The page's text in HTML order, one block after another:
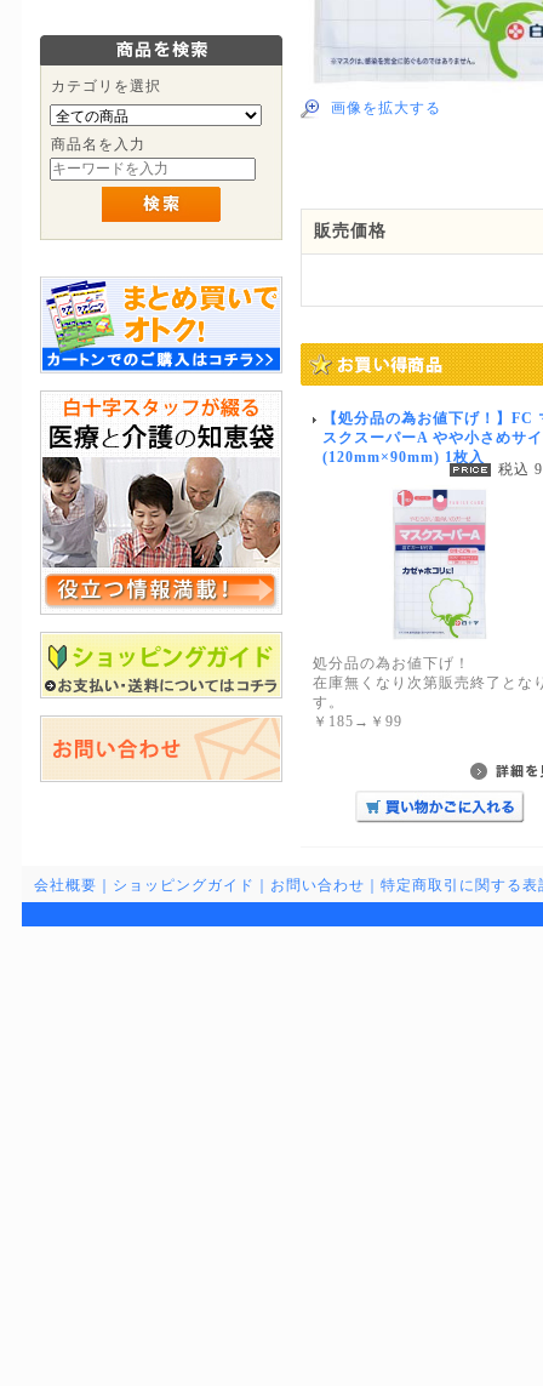
カテゴリを選択
商品名を入力
画像を拡大する
販売価格
【処分品の為お値下げ！】FC
スクスーパーA やや小さめサ
(120mm×90mm) 1枚入
税込
処分品の為お値下げ！
在庫無くなり次第販売終了とな
す。
￥185→￥99
会社概要 ショッピングガイド お問い合わせ 特定商取引に関する表